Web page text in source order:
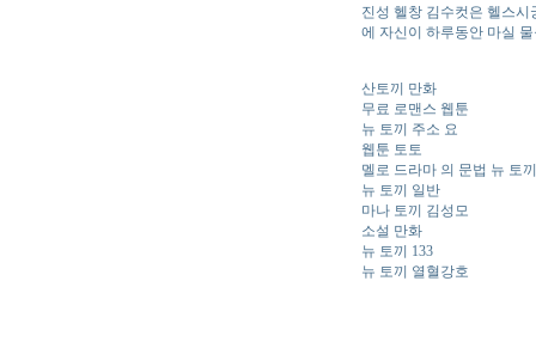
진성 헬창 김수컷은 헬스
에 자신이 하루동안 마실
산토끼 만화
무료 로맨스 웹툰
뉴 토끼 주소 요
웹툰 토토
멜로 드라마 의 문법 뉴 토끼
뉴 토끼 일반
마나 토끼 김성모
소설 만화
뉴 토끼 133
뉴 토끼 열혈강호